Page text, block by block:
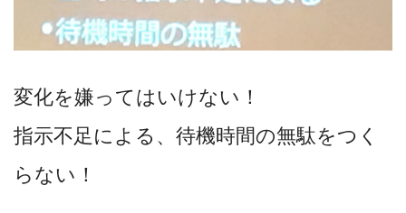
変化を嫌ってはいけない！
指示不足による、待機時間の無駄をつく
らない！